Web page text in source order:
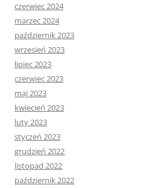
czerwiec 2024
marzec 2024
październik 2023
wrzesień 2023
lipiec 2023
czerwiec 2023
maj 2023
kwiecień 2023
luty 2023
styczeń 2023
grudzień 2022
listopad 2022
październik 2022